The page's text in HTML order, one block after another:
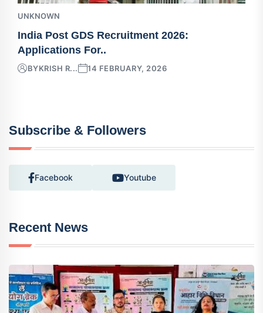
UNKNOWN
India Post GDS Recruitment 2026:
Applications For..
BYKRISH R... 14 FEBRUARY, 2026
Subscribe & Followers
Facebook Youtube
Recent News